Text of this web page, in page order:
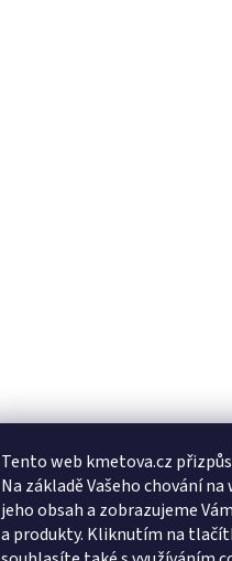
Tento web kmetova.cz
Na základě Vašeho chování
jeho obsah a zobrazujeme
a produkty. Kliknutím na